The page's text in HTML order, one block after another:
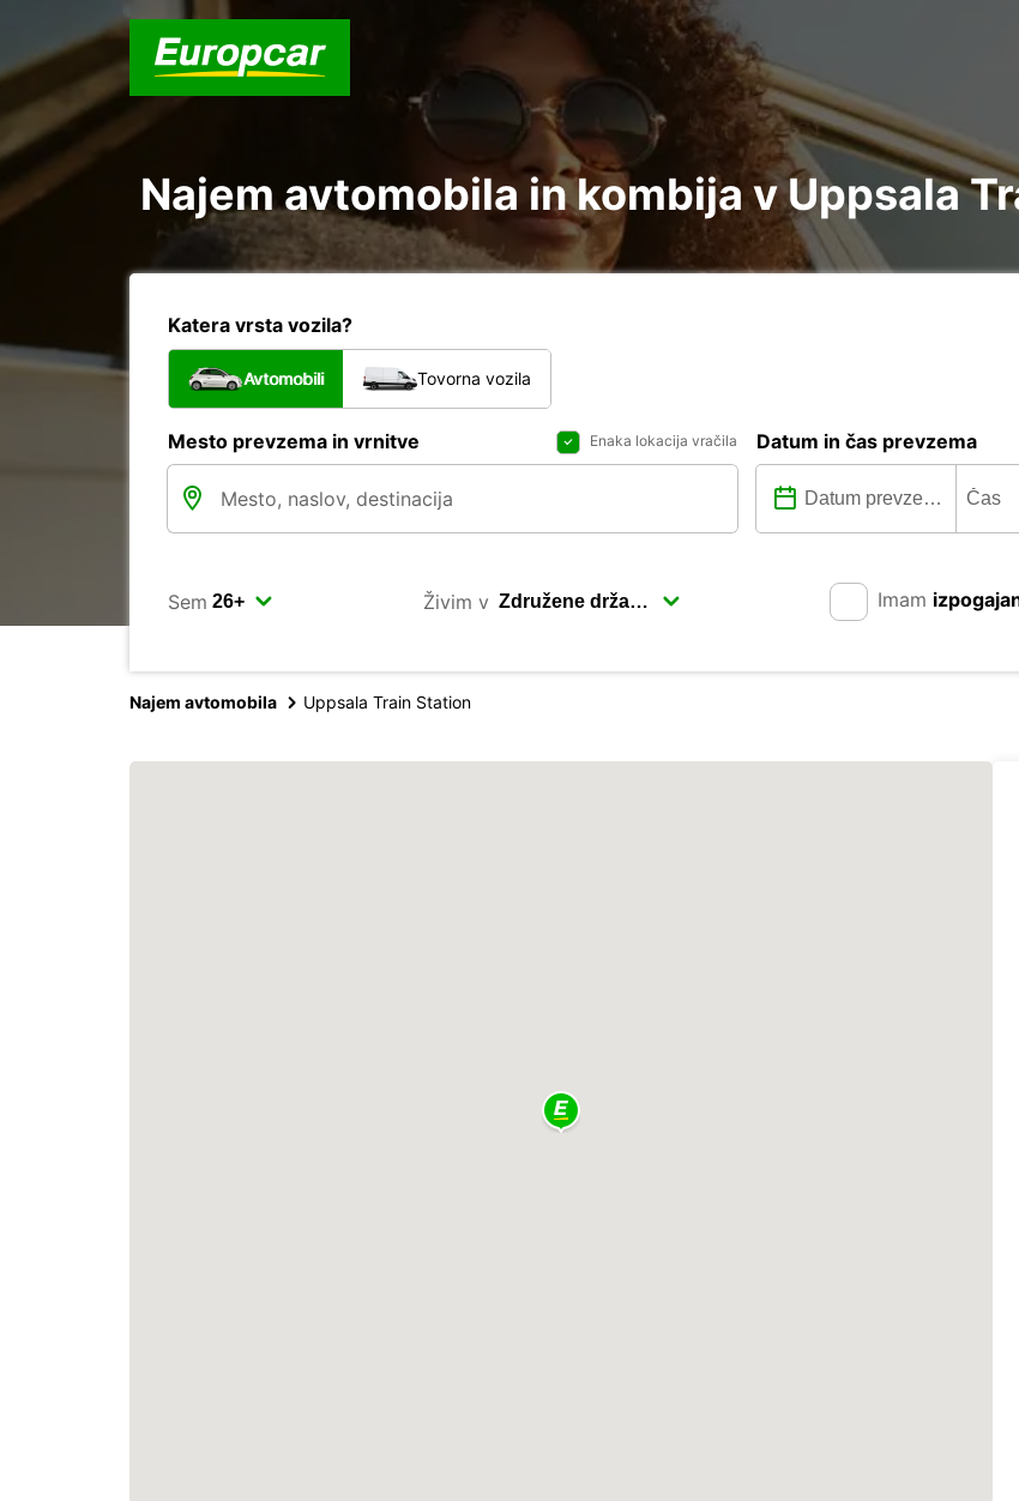
Najem avtomobila in kombija v Uppsala
Katera vrsta vozila?
Avtomobili Tovorna vozila
Mesto prevzema in vrnitve Enaka lokacija vračila Datum in čas prevzema
Sem Živim v Imam
Najem avtomobila Uppsala Train Station